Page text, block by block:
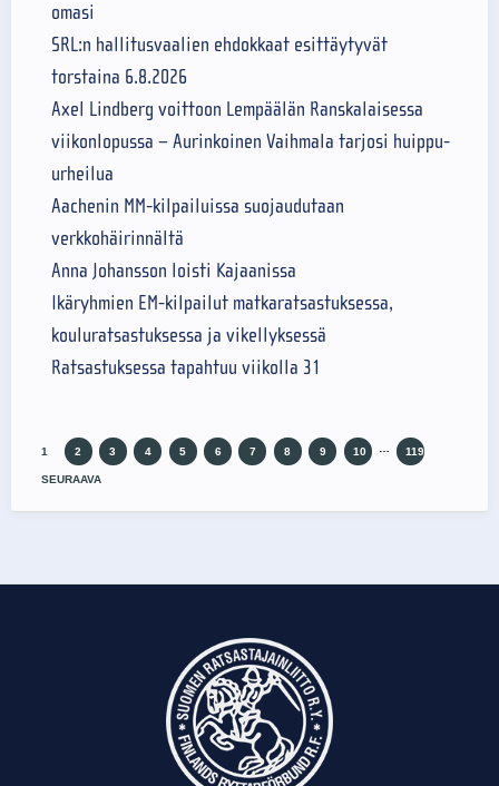
omasi
SRL:n hallitusvaalien ehdokkaat esittäytyvät
torstaina 6.8.2026
Axel Lindberg voittoon Lempäälän Ranskalaisessa
viikonlopussa – Aurinkoinen Vaihmala tarjosi huippu-
urheilua
Aachenin MM-kilpailuissa suojaudutaan
verkkohäirinnältä
Anna Johansson loisti Kajaanissa
Ikäryhmien EM-kilpailut matkaratsastuksessa,
kouluratsastuksessa ja vikellyksessä
Ratsastuksessa tapahtuu viikolla 31
1 2 3 4 5 6 7 8 9 10 119
SEURAAVA